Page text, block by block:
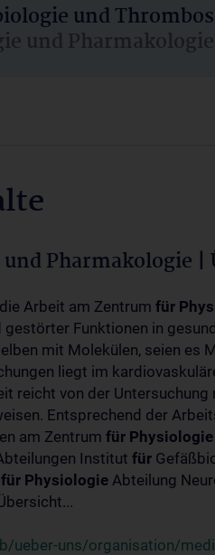
und
und Pharmakologie
Pharmakologie |
Arbeit am Zentrum für
Funktionen in
mit Molekülen, seien es
liegt im
reicht von der
Entsprechend der
am Zentrum für Physiologie
Institut für
für Physiologie Abteilung
ueber-uns/organisation/